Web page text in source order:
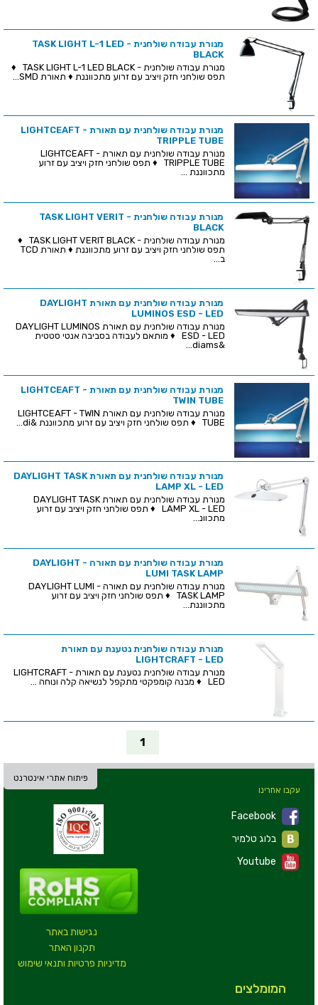
מנורת עבודה שולחנית - TASK LIGHT L-1 LED
BLACK
מנורת עבודה שולחנית - TASK LIGHT L-1 LED BLACK ♦
תפס שולחני חזק ויציב עם זרוע מתכווננת ♦ תאורת SMD...
מנורת עבודה שולחנית עם תאורת LIGHTCEAFT -
TRIPPLE TUBE
מנורת עבודה שולחנית עם תאורת LIGHTCEAFT -
TRIPPLE TUBE ♦ תפס שולחני חזק ויציב עם זרוע
מתכווננת ...
מנורת עבודה שולחנית - TASK LIGHT VERIT
BLACK
מנורת עבודה שולחנית - TASK LIGHT VERIT BLACK ♦
תפס שולחני חזק ויציב עם זרוע מתכווננת ♦ תאורת TCD
ב...
מנורת עבודה שולחנית עם תאורת DAYLIGHT
LUMINOS ESD - LED
מנורת עבודה שולחנית עם תאורת DAYLIGHT LUMINOS
ESD - LED ♦ מותאם לעבודה בסביבה אנטי סטטית
&diams...
מנורת עבודה שולחנית עם תאורת LIGHTCEAFT -
TWIN TUBE
מנורת עבודה שולחנית עם תאורת LIGHTCEAFT - TWIN
TUBE ♦ תפס שולחני חזק ויציב עם זרוע מתכווננת &di...
מנורת עבודה שולחנית עם תאורת DAYLIGHT TASK
LAMP XL - LED
מנורת עבודה שולחנית עם תאורת DAYLIGHT TASK
LAMP XL - LED ♦ תפס שולחני חזק ויציב עם זרוע
מתכוונ...
מנורת עבודה שולחנית עם תאורה - DAYLIGHT
LUMI TASK LAMP
מנורת עבודה שולחנית עם תאורה - DAYLIGHT LUMI
TASK LAMP ♦ תפס שולחני חזק ויציב עם זרוע
מתכווננת...
מנורת עבודה שולחנית נטענת עם תאורת
LIGHTCRAFT - LED
מנורת עבודה שולחנית נטענת עם תאורת LIGHTCRAFT -
LED ♦ מבנה קומפקטי מתקפל לנשיאה קלה ונוחה ...
1
פיתוח אתרי אינטרנט
נגישות באתר
תקנון האתר
מדיניות פרטיות ותנאי שימוש
עקבו אחרינו
Facebook
Youtube
המומלצים